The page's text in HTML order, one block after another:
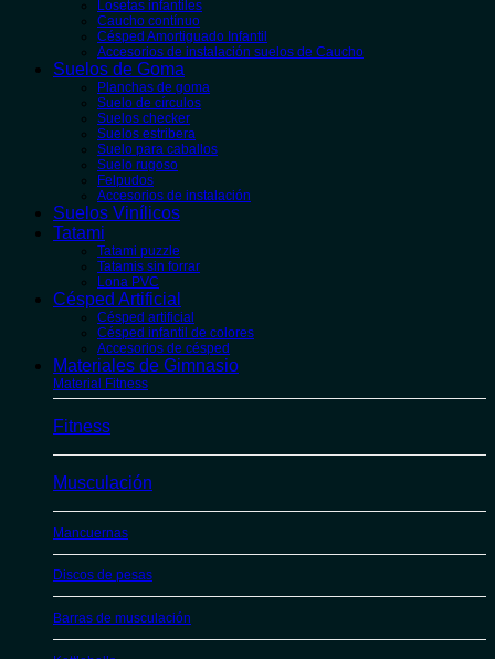
Losetas infantiles
Caucho contínuo
Césped Amortiguado Infantil
Accesorios de instalación suelos de Caucho
Suelos de Goma
Planchas de goma
Suelo de círculos
Suelos checker
Suelos estribera
Suelo para caballos
Suelo rugoso
Felpudos
Accesorios de instalación
Suelos Vinílicos
Tatami
Tatami puzzle
Tatamis sin forrar
Lona PVC
Césped Artificial
Césped artificial
Césped infantil de colores
Accesorios de césped
Materiales de Gimnasio
Material Fitness
Fitness
Musculación
Mancuernas
Discos de pesas
Barras de musculación